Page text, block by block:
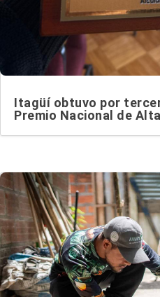
Itagüí obtuvo por
Premio Nacional de